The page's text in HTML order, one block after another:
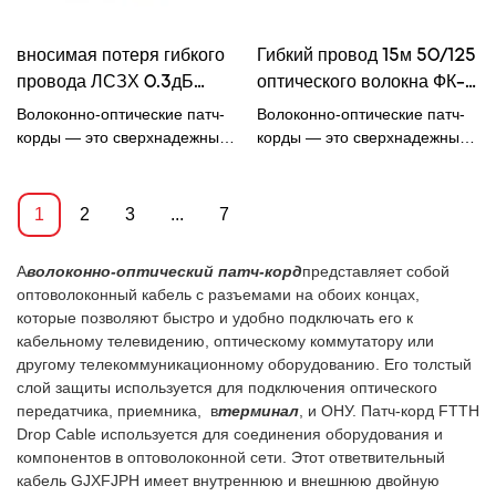
Аволоконно-оптический патч-кордпредставляет собой
оптоволоконный кабель с разъемами на обоих концах,
которые позволяют быстро и удобно подключать его к
кабельному телевидению, оптическому коммутатору или
другому телекоммуникационному оборудованию. Его толстый
слой защиты используется для подключения оптического
передатчика, приемника, втерминал , и ОНУ. Патч-корд FTTH
Drop Cable используется для соединения оборудования и
компонентов в оптоволоконной сети. Этот ответвительный
кабель GJXFJPH имеет внутреннюю и внешнюю двойную
и MTRJ с типами полировки
PC, UPC или APC для
соответствия вашим
индивидуальным
вносимая потеря гибкого
провода ЛСЗХ 0.3дБ
оптического волокна
0.9мм Г657А2
Волоконно-оптические патч-
корды — это сверхнадежные
вносимыми и возвратными
потерями. Они поставляются
дуплексной конфигурацией
кабеля по вашему выбору.
Широкий ассортимент
волоконно-оптических патч-
кордов заканчивается
современными разъемами и
доступен в любой
комбинации ST, SC, LC и
MTRJ с типами полировки PC,
UPC или APC для
Гибкий провод 15м 50/125
оптического волокна ФК-
ФК ОМ2 дуплексный
оранжевый ЛСЗХ
Волоконно-оптические патч-
корды — это сверхнадежные
дуплексной конфигурацией
кабеля по вашему выбору.
Широкий ассортимент
волоконно-оптических патч-
кордов заканчивается
современными разъемами и
доступен в любой
комбинации ST, SC, LC и
MTRJ с типами полировки PC,
UPC или APC для
1 2 3 ... 7